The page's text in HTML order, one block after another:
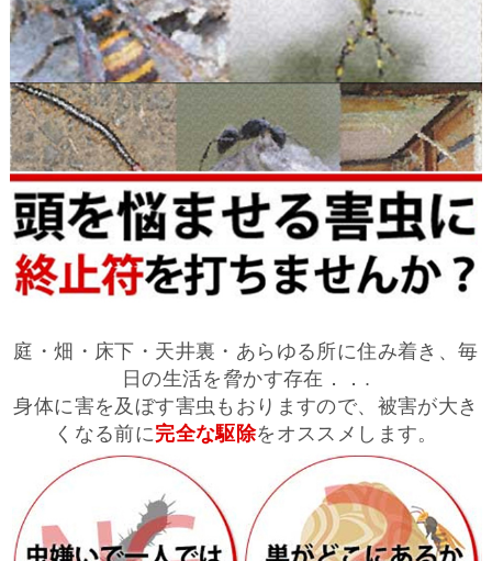
庭・畑・床下・天井裏・あらゆる所に住み着き、毎
日の生活を脅かす存在．．.
身体に害を及ぼす害虫もおりますので、被害が大き
くなる前に完全な駆除をオススメします。